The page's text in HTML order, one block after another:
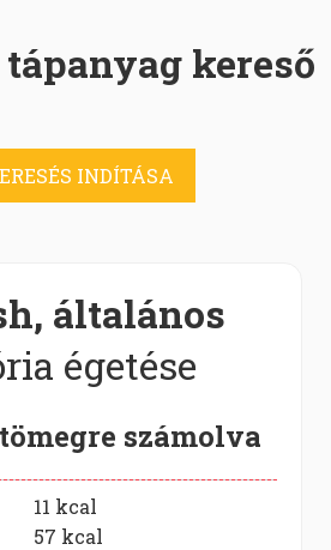
kereső
INDÍTÁSA
általános
égetése
számolva
11 kcal
57 kcal